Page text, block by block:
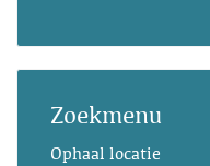
Zoekmenu
Ophaal locatie